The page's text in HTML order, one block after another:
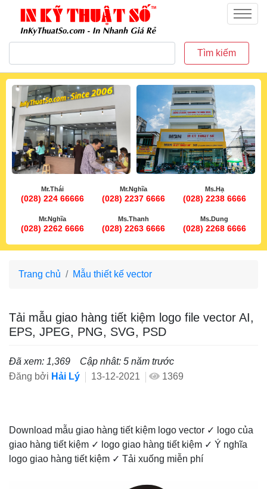
inkythuatso.com
Menu
Tìm kiếm
Mr.Thái
(028) 224 66666
Mr.Nghĩa
(028) 2237 6666
Ms.Hạ
(028) 2238 6666
Mr.Nghĩa
(028) 2262 6666
Ms.Thanh
(028) 2263 6666
Ms.Dung
(028) 2268 6666
Trang chủ Mẫu thiết kế vector
Tải mẫu giao hàng tiết kiệm logo file vector AI,
EPS, JPEG, PNG, SVG, PSD
Đã xem: 1,369
Cập nhât: 5 năm trước
Đăng bởi Hải Lý 13-12-2021 1369
Download mẫu giao hàng tiết kiệm logo vector ✓ logo của
giao hàng tiết kiệm ✓ logo giao hàng tiết kiệm ✓ Ý nghĩa
logo giao hàng tiết kiệm ✓ Tải xuống miễn phí